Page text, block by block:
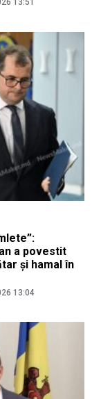
13:51
a povestit
și hamal în
13:04